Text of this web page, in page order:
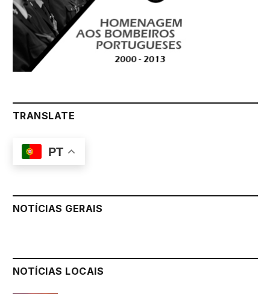
TRANSLATE
PT
NOTÍCIAS GERAIS
NOTÍCIAS LOCAIS